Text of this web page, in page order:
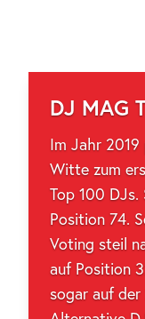
DJ MAG
Im Jahr
Witte zum
Top 100 DJs.
Position 74.
Voting steil
auf Position
sogar auf